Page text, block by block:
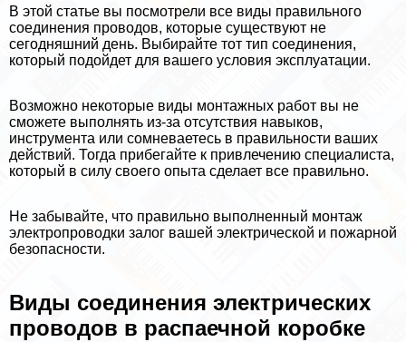
В этой статье вы посмотрели все виды правильного
соединения проводов, которые существуют не
сегодняшний день. Выбирайте тот тип соединения,
который подойдет для вашего условия эксплуатации.
Возможно некоторые виды монтажных работ вы не
сможете выполнять из-за отсутствия навыков,
инструмента или сомневаетесь в правильности ваших
действий. Тогда прибегайте к привлечению специалиста,
который в силу своего опыта сделает все правильно.
Не забывайте, что правильно выполненный монтаж
электропроводки залог вашей электрической и пожарной
безопасности.
Виды соединения электрических
проводов в распаечной коробке